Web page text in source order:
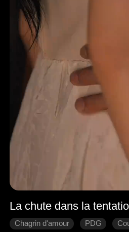
La chute dans la
Chagrin d'amour PDG